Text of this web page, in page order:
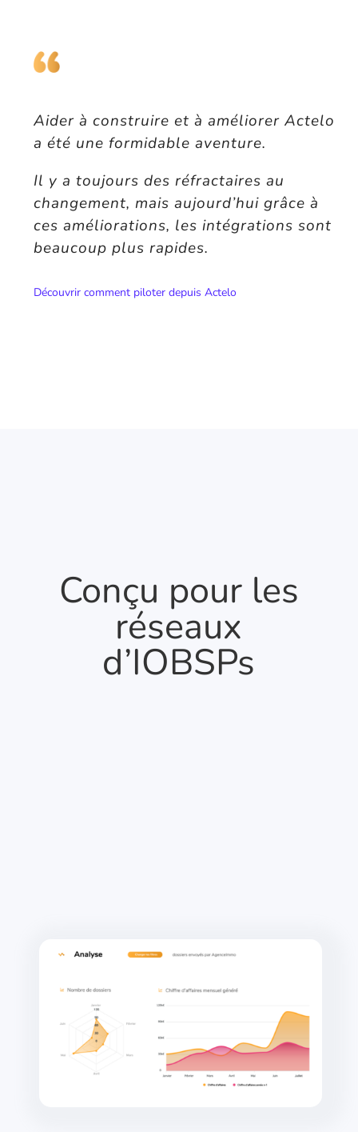
Aider à construire et à améliorer Actelo
a été une formidable aventure.
Il y a toujours des réfractaires au
changement, mais aujourd’hui grâce à
ces améliorations, les intégrations sont
beaucoup plus rapides.
Découvrir comment piloter depuis Actelo
Conçu pour les
réseaux
d’IOBSPs